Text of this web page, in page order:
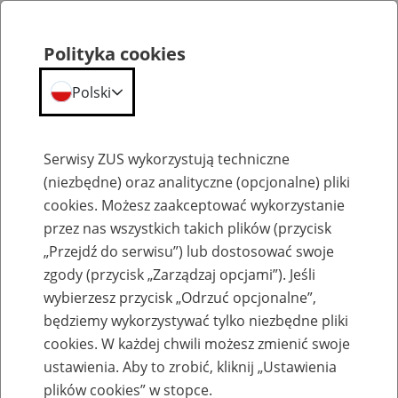
Szkolenia
Zaproś ZUS do siebie: Aktywni 50+
Polityka cookies
Polski
Serwisy ZUS wykorzystują techniczne
(niezbędne) oraz analityczne (opcjonalne) pliki
cookies. Możesz zaakceptować wykorzystanie
przez nas wszystkich takich plików (przycisk
„Przejdź do serwisu”) lub dostosować swoje
zgody (przycisk „Zarządzaj opcjami”). Jeśli
wybierzesz przycisk „Odrzuć opcjonalne”,
będziemy wykorzystywać tylko niezbędne pliki
cookies. W każdej chwili możesz zmienić swoje
ustawienia. Aby to zrobić, kliknij „Ustawienia
plików cookies” w stopce.